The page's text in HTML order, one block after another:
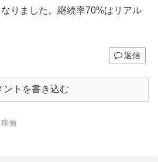
りました。継続率70%はリアル
返信
ントを書き込む
働